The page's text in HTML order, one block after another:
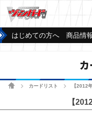
はじめての方へ 商品情
ホームカードリスト 【2012
【